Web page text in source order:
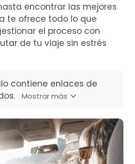
encontrar las mejores
te ofrece todo lo que
el proceso con
de tu viaje sin estrés
contiene enlaces de
Mostrar más